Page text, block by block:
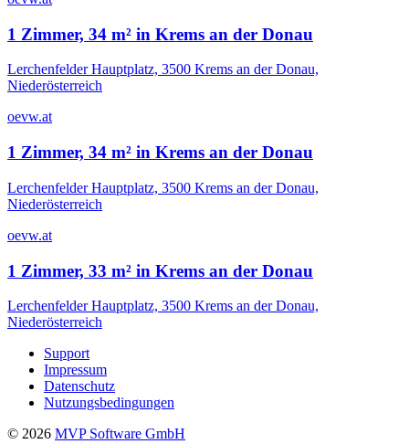
1 Zimmer, 34 m² in Krems an der Donau
Lerchenfelder Hauptplatz, 3500 Krems an der Donau,
Niederösterreich
oevw.at
1 Zimmer, 34 m² in Krems an der Donau
Lerchenfelder Hauptplatz, 3500 Krems an der Donau,
Niederösterreich
oevw.at
1 Zimmer, 33 m² in Krems an der Donau
Lerchenfelder Hauptplatz, 3500 Krems an der Donau,
Niederösterreich
Support
Impressum
Datenschutz
Nutzungsbedingungen
© 2026 MVP Software GmbH